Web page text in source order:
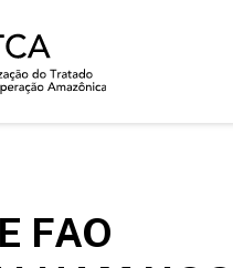
FAO